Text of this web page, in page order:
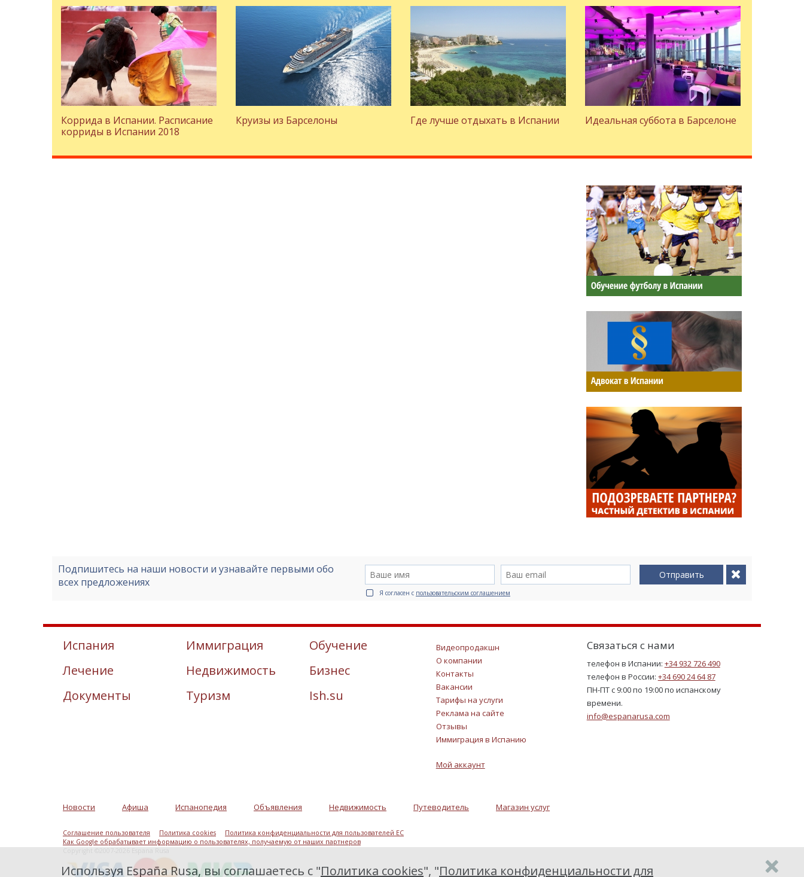
Коррида в Испании. Расписание
корриды в Испании 2018
Круизы из Барселоны Где лучше отдыхать в Испании Идеальная суббота в Барселоне
Подпишитесь на наши новости и узнавайте первыми обо
всех предложениях
Отправить
Я согласен с пользовательским соглашением
Испания Иммиграция
Обучение
Лечение
Недвижимость
Бизнес
Документы
Туризм Ish.su
Видеопродакшн
О компании
Контакты
Вакансии
Тарифы на услуги
Реклама на сайте
Отзывы
Иммиграция в Испанию
Мой аккаунт
Связаться с нами
телефон в Испании: +34 932 726 490
телефон в России: +34 690 24 64 87
ПН-ПТ с 9:00 по 19:00 по испанскому
времени.
info@espanarusa.com
Новости Афиша Испанопедия Объявления Недвижимость Путеводитель Магазин услуг
Соглашение пользователя Политика cookies
Политика конфиденциальности для пользователей ЕС
Как Google обрабатывает информацию о пользователях, получаемую от наших партнеров
Используя España Rusa, вы соглашаетесь с "Политика cookies", "Политика конфиденциальности для